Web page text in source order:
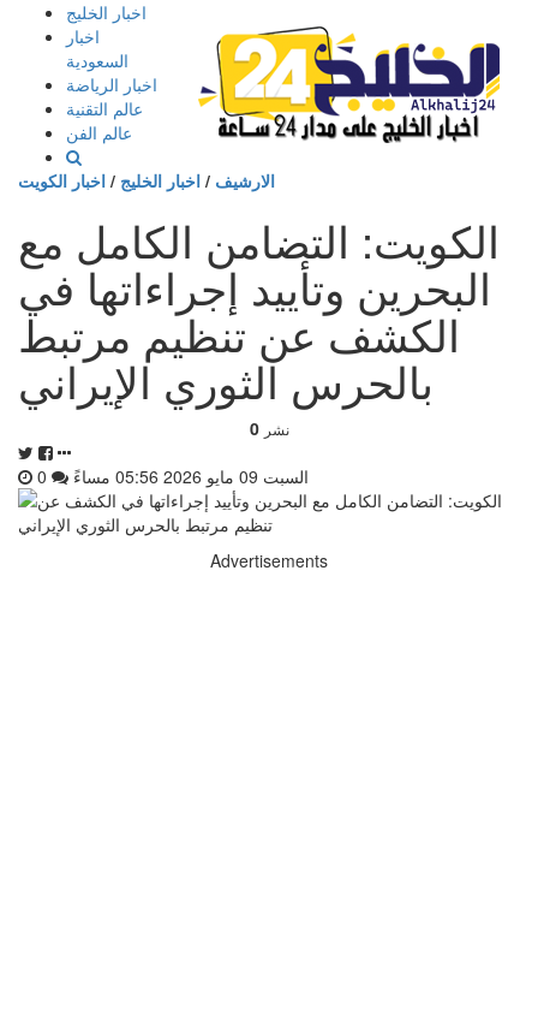
إذهب
المحتوى
اخبار الخليج
اخبار
السعودية
اخبار الرياضة
عالم التقنية
عالم الفن
الارشيف / اخبار الخليج / اخبار الكويت
الكويت: التضامن الكامل مع
البحرين وتأييد إجراءاتها في
الكشف عن تنظيم مرتبط
بالحرس الثوري الإيراني
0 نشر
السبت 09 مايو 2026 05:56 مساءً
Advertisements